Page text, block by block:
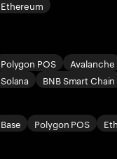
Ethereum
BNB Smart Chain
Solana
Avalanche
Polygon POS
Polygon POS
Base